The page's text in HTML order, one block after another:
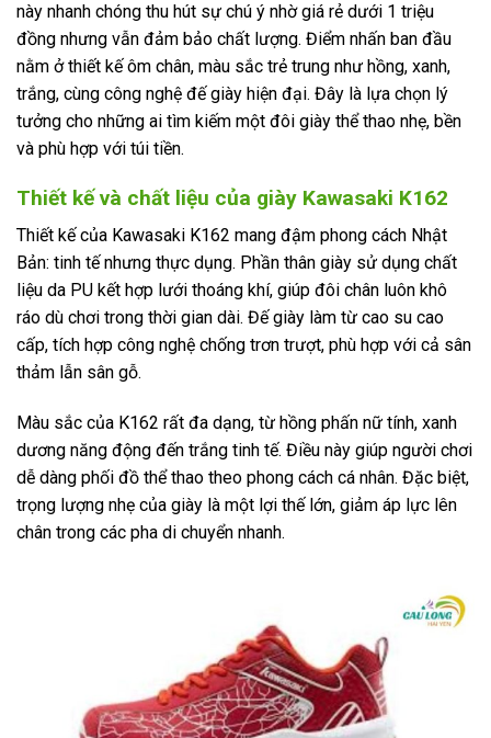
này nhanh chóng thu hút sự chú ý nhờ giá rẻ dưới 1 triệu
đồng nhưng vẫn đảm bảo chất lượng. Điểm nhấn ban đầu
nằm ở thiết kế ôm chân, màu sắc trẻ trung như hồng, xanh,
trắng, cùng công nghệ đế giày hiện đại. Đây là lựa chọn lý
tưởng cho những ai tìm kiếm một đôi giày thể thao nhẹ, bền
và phù hợp với túi tiền.
Thiết kế và chất liệu của giày Kawasaki K162
Thiết kế của Kawasaki K162 mang đậm phong cách Nhật
Bản: tinh tế nhưng thực dụng. Phần thân giày sử dụng chất
liệu da PU kết hợp lưới thoáng khí, giúp đôi chân luôn khô
ráo dù chơi trong thời gian dài. Đế giày làm từ cao su cao
cấp, tích hợp công nghệ chống trơn trượt, phù hợp với cả sân
thảm lẫn sân gỗ.
Màu sắc của K162 rất đa dạng, từ hồng phấn nữ tính, xanh
dương năng động đến trắng tinh tế. Điều này giúp người chơi
dễ dàng phối đồ thể thao theo phong cách cá nhân. Đặc biệt,
trọng lượng nhẹ của giày là một lợi thế lớn, giảm áp lực lên
chân trong các pha di chuyển nhanh.